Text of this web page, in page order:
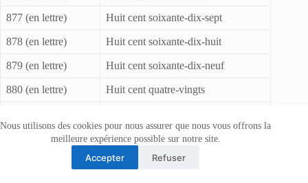
Nous utilisons des cookies pour nous assurer que nous vous offrons la
meilleure expérience possible sur notre site.
Accepter Refuser
877 (en lettre) Huit cent soixante-dix-sept
878 (en lettre) Huit cent soixante-dix-huit
879 (en lettre) Huit cent soixante-dix-neuf
880 (en lettre) Huit cent quatre-vingts
882 (en lettre) Huit cent quatre-vingt-deux
Huit cent quatre-vingt-trois